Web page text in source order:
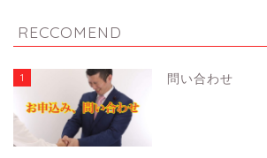
RECCOMEND
1 問い合わせ